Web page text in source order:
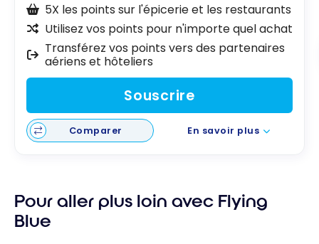
5X les points sur l'épicerie et les restaurants
Utilisez vos points pour n'importe quel achat
Transférez vos points vers des partenaires
aériens et hôteliers
Souscrire
Comparer En savoir plus
Pour aller plus loin avec Flying
Blue